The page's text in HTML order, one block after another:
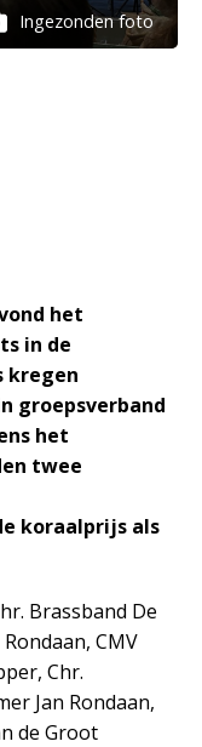
Ingezonden foto
het
in de
kregen
groepsverband
het
twee
koraalprijs als
Brassband De
CMV
Chr.
Jan Rondaan,
de Groot